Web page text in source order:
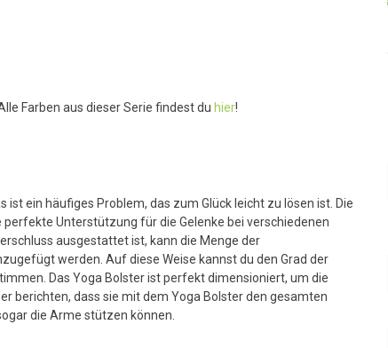
Farben aus dieser Serie findest du hier!
ist ein häufiges Problem, das zum Glück leicht zu lösen ist. Die
Unterstützung für die Gelenke bei verschiedenen
ausgestattet ist, kann die Menge der
werden. Auf diese Weise kannst du den Grad der
Das Yoga Bolster ist perfekt dimensioniert, um die
berichten, dass sie mit dem Yoga Bolster den gesamten
die Arme stützen können.